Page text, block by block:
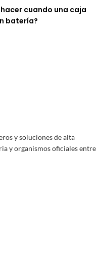
hacer cuando una caja
batería?
y soluciones de alta
y organismos oficiales entre